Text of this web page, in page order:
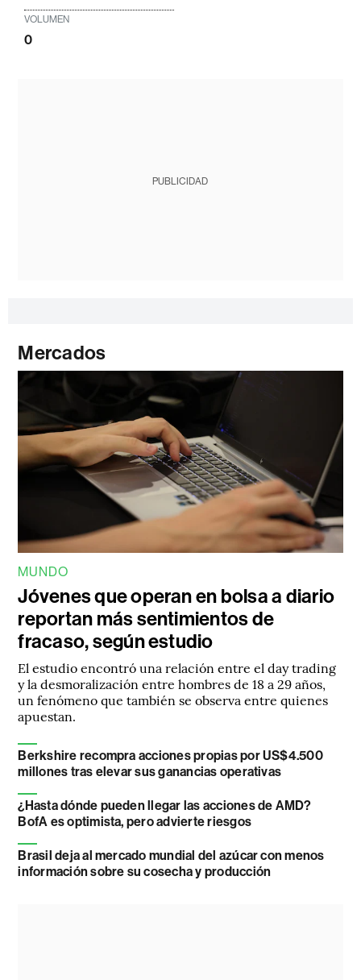
VOLUMEN
0
PUBLICIDAD
Mercados
MUNDO
Jóvenes que operan en bolsa a diario
reportan más sentimientos de
fracaso, según estudio
El estudio encontró una relación entre el day trading
y la desmoralización entre hombres de 18 a 29 años,
un fenómeno que también se observa entre quienes
apuestan.
Berkshire recompra acciones propias por US$4.500
millones tras elevar sus ganancias operativas
¿Hasta dónde pueden llegar las acciones de AMD?
BofA es optimista, pero advierte riesgos
Brasil deja al mercado mundial del azúcar con menos
información sobre su cosecha y producción